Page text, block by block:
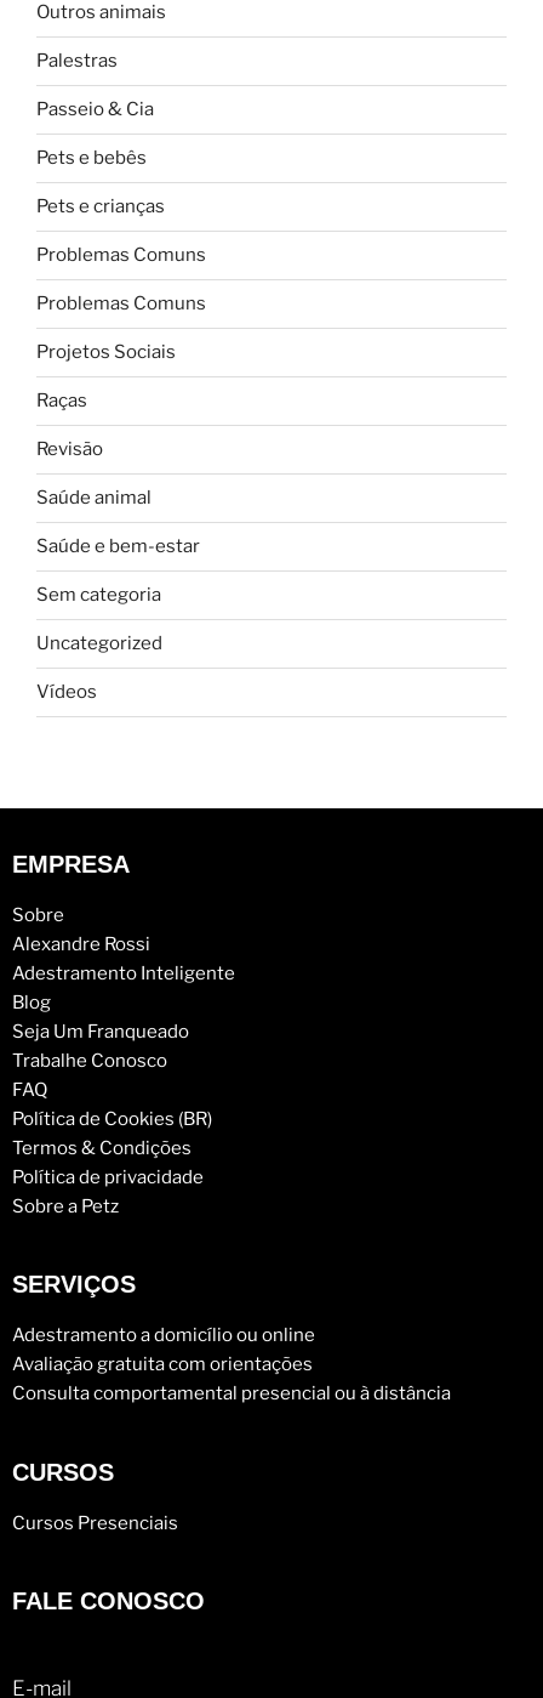
Outros animais
Palestras
Passeio & Cia
Pets e bebês
Pets e crianças
Problemas Comuns
Problemas Comuns
Projetos Sociais
Raças
Revisão
Saúde animal
Saúde e bem-estar
Sem categoria
Uncategorized
Vídeos
EMPRESA
Sobre
Alexandre Rossi
Adestramento Inteligente
Blog
Seja Um Franqueado
Trabalhe Conosco
FAQ
Política de Cookies (BR)
Termos & Condições
Política de privacidade
Sobre a Petz
SERVIÇOS
Adestramento a domicílio ou online
Avaliação gratuita com orientações
Consulta comportamental presencial ou à distância
CURSOS
Cursos Presenciais
FALE CONOSCO
E-mail